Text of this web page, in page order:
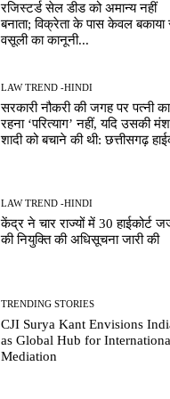
रजिस्टर्ड सेल डीड को अमान्य नहीं
बनाता; विक्रेता के पास केवल बकाया
वसूली का कानूनी...
LAW TREND -HINDI
सरकारी नौकरी की जगह पर पत्नी का
रहना ‘परित्याग’ नहीं, यदि उसकी
शादी को बचाने की थी: छत्तीसगढ़
LAW TREND -HINDI
केंद्र ने चार राज्यों में 30 हाईकोर्ट
की नियुक्ति की अधिसूचना जारी की
TRENDING STORIES
CJI Surya Kant Envisions
as Global Hub for
Mediation